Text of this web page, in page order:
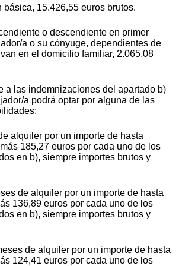
básica, 15.426,55 euros brutos.
o descendiente en primer
a o su cónyuge, dependientes de
en el domicilio familiar, 2.065,08
a las indemnizaciones del apartado b)
a podrá optar por alguna de las
alquiler por un importe de hasta
185,27 euros por cada uno de los
en b), siempre importes brutos y
de alquiler por un importe de hasta
136,89 euros por cada uno de los
en b), siempre importes brutos y
de alquiler por un importe de hasta
124,41 euros por cada uno de los